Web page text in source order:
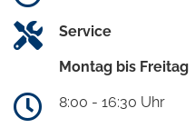
Service
Montag bis Freitag
8:00 - 16:30 Uhr